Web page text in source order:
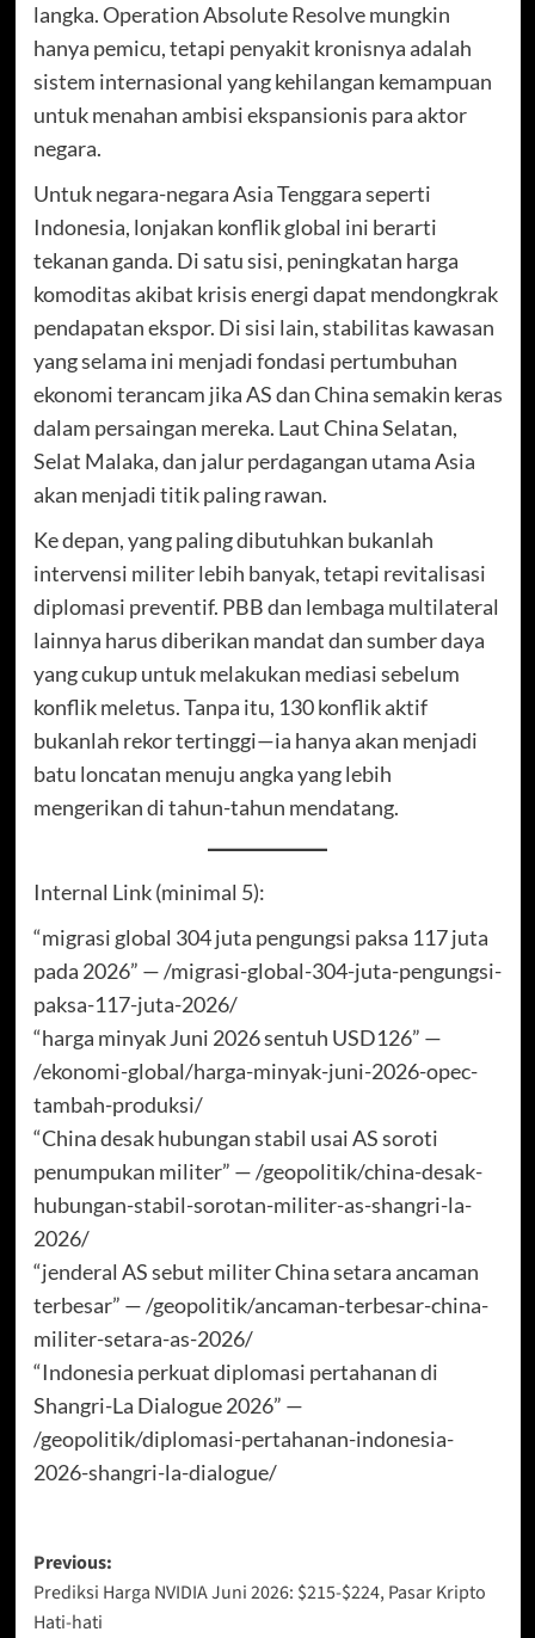
langka. Operation Absolute Resolve mungkin
hanya pemicu, tetapi penyakit kronisnya adalah
sistem internasional yang kehilangan kemampuan
untuk menahan ambisi ekspansionis para aktor
negara.
Untuk negara-negara Asia Tenggara seperti
Indonesia, lonjakan konflik global ini berarti
tekanan ganda. Di satu sisi, peningkatan harga
komoditas akibat krisis energi dapat mendongkrak
pendapatan ekspor. Di sisi lain, stabilitas kawasan
yang selama ini menjadi fondasi pertumbuhan
ekonomi terancam jika AS dan China semakin keras
dalam persaingan mereka. Laut China Selatan,
Selat Malaka, dan jalur perdagangan utama Asia
akan menjadi titik paling rawan.
Ke depan, yang paling dibutuhkan bukanlah
intervensi militer lebih banyak, tetapi revitalisasi
diplomasi preventif. PBB dan lembaga multilateral
lainnya harus diberikan mandat dan sumber daya
yang cukup untuk melakukan mediasi sebelum
konflik meletus. Tanpa itu, 130 konflik aktif
bukanlah rekor tertinggi—ia hanya akan menjadi
batu loncatan menuju angka yang lebih
mengerikan di tahun-tahun mendatang.
Internal Link (minimal 5):
“migrasi global 304 juta pengungsi paksa 117 juta
pada 2026” — /migrasi-global-304-juta-pengungsi-
paksa-117-juta-2026/
“harga minyak Juni 2026 sentuh USD126” —
/ekonomi-global/harga-minyak-juni-2026-opec-
tambah-produksi/
“China desak hubungan stabil usai AS soroti
penumpukan militer” — /geopolitik/china-desak-
hubungan-stabil-sorotan-militer-as-shangri-la-
2026/
“jenderal AS sebut militer China setara ancaman
terbesar” — /geopolitik/ancaman-terbesar-china-
militer-setara-as-2026/
“Indonesia perkuat diplomasi pertahanan di
Shangri-La Dialogue 2026” —
/geopolitik/diplomasi-pertahanan-indonesia-
2026-shangri-la-dialogue/
Post
navigation
Previous:
Prediksi Harga NVIDIA Juni 2026: $215-$224, Pasar Kripto
Hati-hati